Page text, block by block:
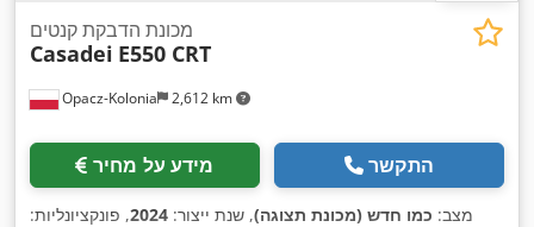
Opacz-Kolonia 2,612 km
מכונת הדבקת קנטים
Casadei E550 CRT
מידע על מחיר התקשר
מצב: כמו חדש (מכונת תצוגה), שנת ייצור: 2024, פונקציונליות: